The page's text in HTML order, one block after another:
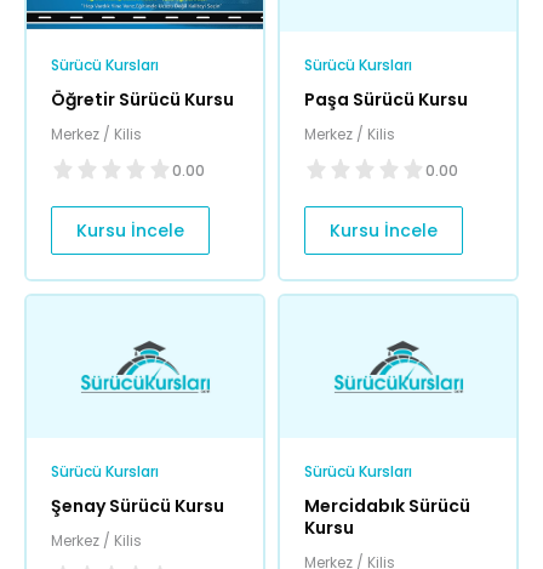
Sürücü Kursları
Öğretir Sürücü Kursu
Merkez / Kilis
0.00
Kursu İncele
Sürücü Kursları
Paşa Sürücü Kursu
Merkez / Kilis
0.00
Kursu İncele
Sürücü Kursları
Şenay Sürücü Kursu
Merkez / Kilis
Sürücü Kursları
Mercidabık Sürücü
Kursu
Merkez / Kilis